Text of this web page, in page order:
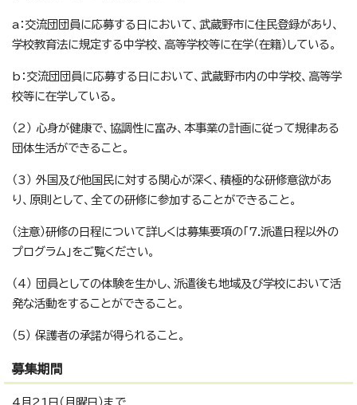
a：交流団団員に応募する日において、武蔵野市に住民登録があり、
学校教育法に規定する中学校、高等学校等に在学（在籍）している。
b：交流団団員に応募する日において、武蔵野市内の中学校、高等学
校等に在学している。
（2） 心身が健康で、協調性に富み、本事業の計画に従って規律ある
団体生活ができること。
（3） 外国及び他国民に対する関心が深く、積極的な研修意欲があ
り、原則として、全ての研修に参加することができること。
（注意）研修の日程について詳しくは募集要項の「7.派遣日程以外の
プログラム」をご覧ください。
（4） 団員としての体験を生かし、派遣後も地域及び学校において活
発な活動をすることができること。
（5） 保護者の承諾が得られること。
募集期間
4月21日（月曜日）まで